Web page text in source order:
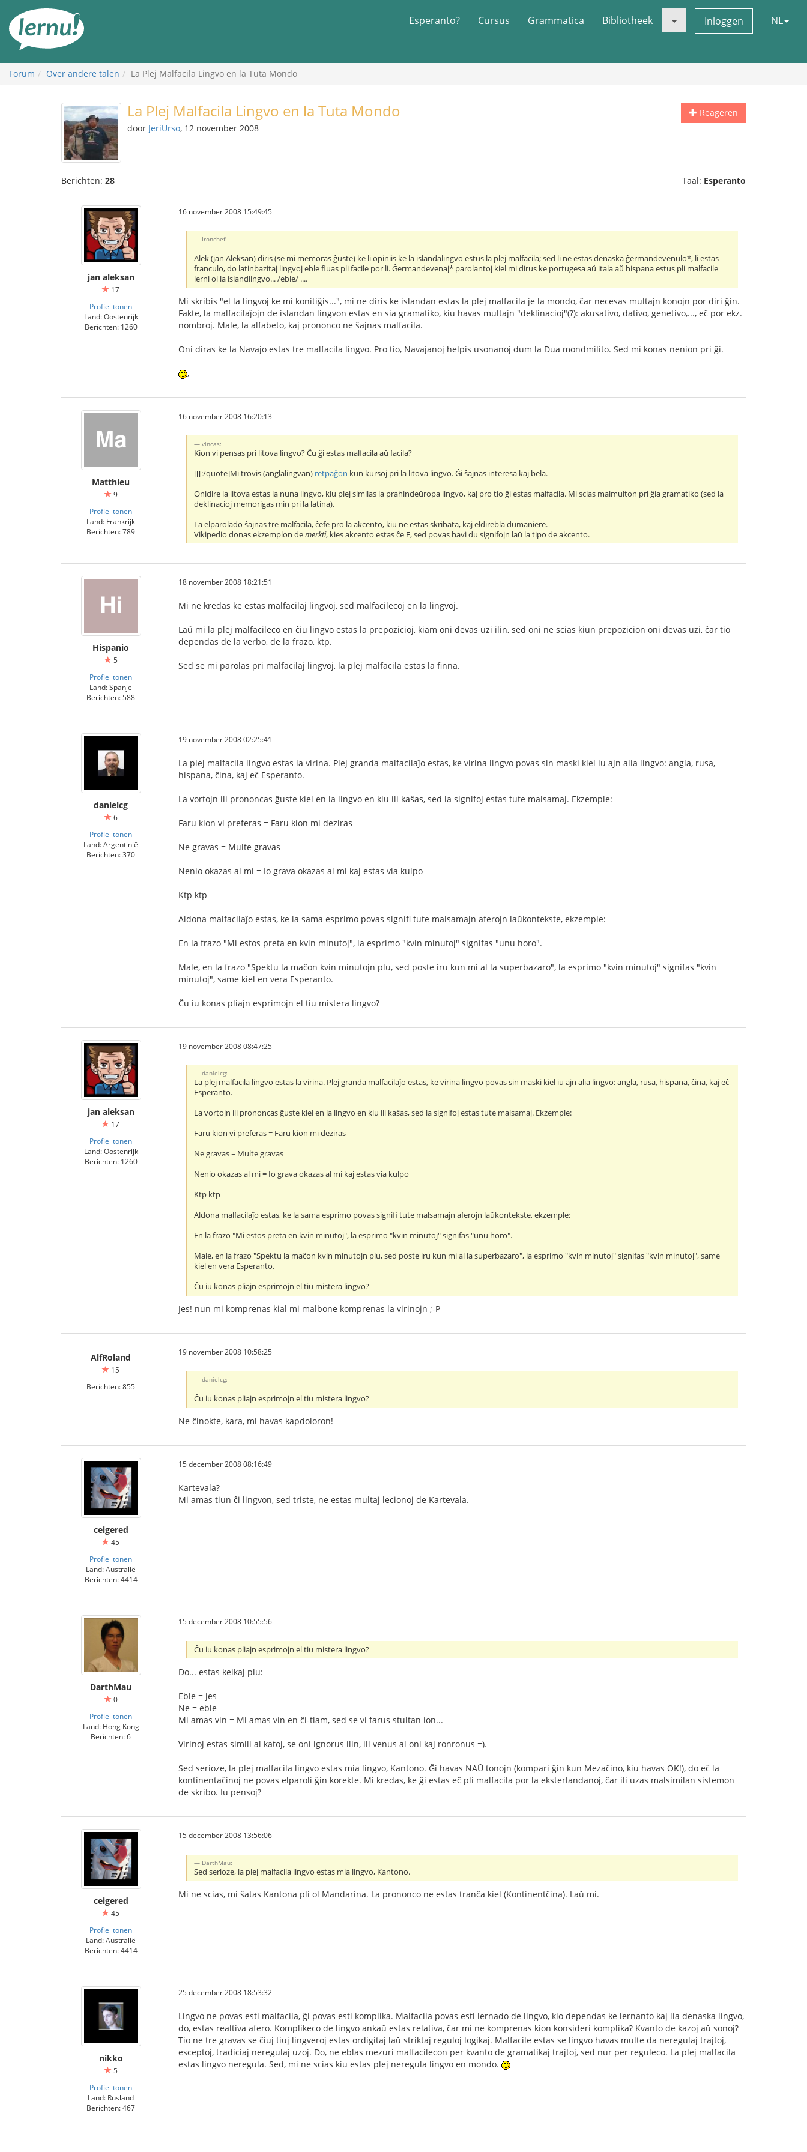
inhoud
Esperanto? Cursus Grammatica Bibliotheek Inloggen NL
Forum Over andere talen La Plej Malfacila Lingvo en la Tuta Mondo
Reageren
La Plej Malfacila Lingvo en la Tuta Mondo
door JeriUrso, 12 november 2008
Berichten: 28 Taal: Esperanto
jan aleksan
17
Profiel tonen
Land: Oostenrijk
Berichten: 1260
16 november 2008 15:49:45
Ironchef:
Alek (jan Aleksan) diris (se mi memoras ĝuste) ke li opiniis ke la islandalingvo estus la plej malfacila; sed li ne estas denaska ĝermandevenulo*, li estas
franculo, do latinbazitaj lingvoj eble fluas pli facile por li. Ĝermandevenaj* parolantoj kiel mi dirus ke portugesa aŭ itala aŭ hispana estus pli malfacile
lerni ol la islandlingvo... /eble/ ....
Mi skribis "el la lingvoj ke mi konitiĝis...", mi ne diris ke islandan estas la plej malfacila je la mondo, ĉar necesas multajn konojn por diri ĝin.
Fakte, la malfacilaĵojn de islandan lingvon estas en sia gramatiko, kiu havas multajn "deklinacioj"(?): akusativo, dativo, genetivo,..., eĉ por ekz.
nombroj. Male, la alfabeto, kaj prononco ne ŝajnas malfacila.
Oni diras ke la Navajo estas tre malfacila lingvo. Pro tio, Navajanoj helpis usonanoj dum la Dua mondmilito. Sed mi konas nenion pri ĝi.
,
Matthieu
9
Profiel tonen
Land: Frankrijk
Berichten: 789
16 november 2008 16:20:13
vincas:
Kion vi pensas pri litova lingvo? Ĉu ĝi estas malfacila aŭ facila?
[[[:/quote]Mi trovis (anglalingvan) retpaĝon kun kursoj pri la litova lingvo. Ĝi ŝajnas interesa kaj bela.
Onidire la litova estas la nuna lingvo, kiu plej similas la prahindeŭropa lingvo, kaj pro tio ĝi estas malfacila. Mi scias malmulton pri ĝia gramatiko (sed la
deklinacioj memorigas min pri la latina).
La elparolado ŝajnas tre malfacila, ĉefe pro la akcento, kiu ne estas skribata, kaj eldirebla dumaniere.
Vikipedio donas ekzemplon demerkti, kies akcento estas ĉe E, sed povas havi du signifojn laŭ la tipo de akcento.
Hispanio
5
Profiel tonen
Land: Spanje
Berichten: 588
18 november 2008 18:21:51
Mi ne kredas ke estas malfacilaj lingvoj, sed malfacilecoj en la lingvoj.
Laŭ mi la plej malfacileco en ĉiu lingvo estas la prepozicioj, kiam oni devas uzi ilin, sed oni ne scias kiun prepozicion oni devas uzi, ĉar tio
dependas de la verbo, de la frazo, ktp.
Sed se mi parolas pri malfacilaj lingvoj, la plej malfacila estas la finna.
danielcg
6
Profiel tonen
Land: Argentinië
Berichten: 370
19 november 2008 02:25:41
La plej malfacila lingvo estas la virina. Plej granda malfacilaĵo estas, ke virina lingvo povas sin maski kiel iu ajn alia lingvo: angla, rusa,
hispana, ĉina, kaj eĉ Esperanto.
La vortojn ili prononcas ĝuste kiel en la lingvo en kiu ili kaŝas, sed la signifoj estas tute malsamaj. Ekzemple:
Faru kion vi preferas = Faru kion mi deziras
Ne gravas = Multe gravas
Nenio okazas al mi = Io grava okazas al mi kaj estas via kulpo
Ktp ktp
Aldona malfacilaĵo estas, ke la sama esprimo povas signifi tute malsamajn aferojn laŭkontekste, ekzemple:
En la frazo "Mi estos preta en kvin minutoj", la esprimo "kvin minutoj" signifas "unu horo".
Male, en la frazo "Spektu la maĉon kvin minutojn plu, sed poste iru kun mi al la superbazaro", la esprimo "kvin minutoj" signifas "kvin
minutoj", same kiel en vera Esperanto.
Ĉu iu konas pliajn esprimojn el tiu mistera lingvo?
jan aleksan
17
Profiel tonen
Land: Oostenrijk
Berichten: 1260
19 november 2008 08:47:25
danielcg:
La plej malfacila lingvo estas la virina. Plej granda malfacilaĵo estas, ke virina lingvo povas sin maski kiel iu ajn alia lingvo: angla, rusa, hispana, ĉina, kaj eĉ
Esperanto.
La vortojn ili prononcas ĝuste kiel en la lingvo en kiu ili kaŝas, sed la signifoj estas tute malsamaj. Ekzemple:
Faru kion vi preferas = Faru kion mi deziras
Ne gravas = Multe gravas
Nenio okazas al mi = Io grava okazas al mi kaj estas via kulpo
Ktp ktp
Aldona malfacilaĵo estas, ke la sama esprimo povas signifi tute malsamajn aferojn laŭkontekste, ekzemple:
En la frazo "Mi estos preta en kvin minutoj", la esprimo "kvin minutoj" signifas "unu horo".
Male, en la frazo "Spektu la maĉon kvin minutojn plu, sed poste iru kun mi al la superbazaro", la esprimo "kvin minutoj" signifas "kvin minutoj", same
kiel en vera Esperanto.
Ĉu iu konas pliajn esprimojn el tiu mistera lingvo?
Jes! nun mi komprenas kial mi malbone komprenas la virinojn ;-P
AlfRoland
15
Berichten: 855
19 november 2008 10:58:25
danielcg:
Ĉu iu konas pliajn esprimojn el tiu mistera lingvo?
Ne ĉinokte, kara, mi havas kapdoloron!
ceigered
45
Profiel tonen
Land: Australië
Berichten: 4414
15 december 2008 08:16:49
Kartevala?
Mi amas tiun ĉi lingvon, sed triste, ne estas multaj lecionoj de Kartevala.
DarthMau
0
Profiel tonen
Land: Hong Kong
Berichten: 6
15 december 2008 10:55:56
Ĉu iu konas pliajn esprimojn el tiu mistera lingvo?
Do... estas kelkaj plu:
Eble = jes
Ne = eble
Mi amas vin = Mi amas vin en ĉi-tiam, sed se vi farus stultan ion...
Virinoj estas simili al katoj, se oni ignorus ilin, ili venus al oni kaj ronronus =).
Sed serioze, la plej malfacila lingvo estas mia lingvo, Kantono. Ĝi havas NAŬ tonojn (kompari ĝin kun Mezaĉino, kiu havas OK!), do eĉ la
kontinentaĉinoj ne povas elparoli ĝin korekte. Mi kredas, ke ĝi estas eĉ pli malfacila por la eksterlandanoj, ĉar ili uzas malsimilan sistemon
de skribo. Iu pensoj?
ceigered
45
Profiel tonen
Land: Australië
Berichten: 4414
15 december 2008 13:56:06
DarthMau:
Sed serioze, la plej malfacila lingvo estas mia lingvo, Kantono.
Mi ne scias, mi ŝatas Kantona pli ol Mandarina. La prononco ne estas tranĉa kiel (Kontinentĉina). Laŭ mi.
nikko
5
Profiel tonen
Land: Rusland
Berichten: 467
25 december 2008 18:53:32
Lingvo ne povas esti malfacila, ĝi povas esti komplika. Malfacila povas esti lernado de lingvo, kio dependas ke lernanto kaj lia denaska lingvo,
do, estas realtiva afero. Komplikeco de lingvo ankaŭ estas relativa, ĉar mi ne komprenas kion konsideri komplika? Kvanto de kazoj aŭ sonoj?
Tio ne tre gravas se ĉiuj tiuj lingveroj estas ordigitaj laŭ striktaj reguloj logikaj. Malfacile estas se lingvo havas multe da neregulaj trajtoj,
esceptoj, tradiciaj neregulaj uzoj. Do, ne eblas mezuri malfacilecon per kvanto de gramatikaj trajtoj, sed nur per reguleco. La plej malfacila
estas lingvo neregula. Sed, mi ne scias kiu estas plej neregula lingvo en mondo.